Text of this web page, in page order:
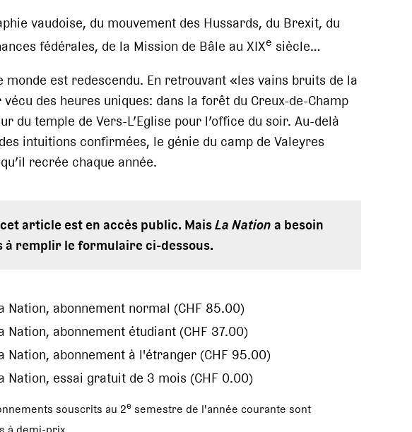
vaudoise, du mouvement des Hussards, du Brexit, du
fédérales, de la Mission de Bâle au XIXe siècle…
monde est redescendu. En retrouvant «les vains bruits de la
des heures uniques: dans la forêt du Creux-de-Champ
du temple de Vers-L’Eglise pour l’office du soir. Au-delà
intuitions confirmées, le génie du camp de Valeyres
recrée chaque année.
article est en accès public. MaisLa Nationa besoin
à remplir le formulaire ci-dessous.
Nation, abonnement normal (CHF 85.00)
Nation, abonnement étudiant (CHF 37.00)
Nation, abonnement à l'étranger (CHF 95.00)
Nation, essai gratuit de 3 mois (CHF 0.00)
souscrits au 2e semestre de l'année courante sont